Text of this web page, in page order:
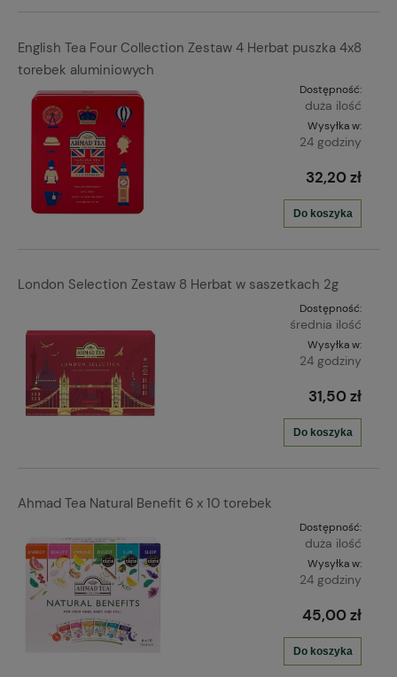
English Tea Four Collection Zestaw 4 Herbat puszka 4x8
torebek aluminiowych
Dostępność:
duża ilość
Wysyłka w:
24 godziny
32,20 zł
Do koszyka
London Selection Zestaw 8 Herbat w saszetkach 2g
Dostępność:
średnia ilość
Wysyłka w:
24 godziny
31,50 zł
Do koszyka
Ahmad Tea Natural Benefit 6 x 10 torebek
Dostępność:
duża ilość
Wysyłka w:
24 godziny
45,00 zł
Do koszyka